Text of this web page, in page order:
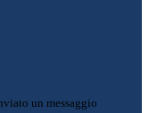
un messaggio